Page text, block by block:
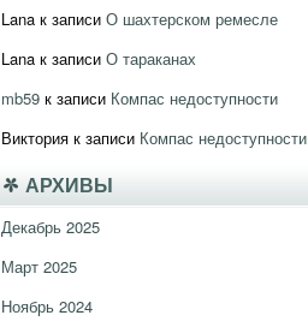
Lana к записи О шахтерском ремесле
Lana к записи О тараканах
mb59 к записи Компас недоступности
Виктория к записи Компас недоступности
АРХИВЫ
Декабрь 2025
Март 2025
Ноябрь 2024